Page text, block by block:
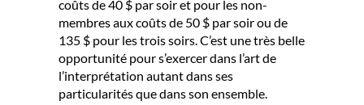
coûts de 40 $ par soir et pour les non-
membres aux coûts de 50 $ par soir ou de
135 $ pour les trois soirs. C’est une très belle
opportunité pour s’exercer dans l’art de
l’interprétation autant dans ses
particularités que dans son ensemble.